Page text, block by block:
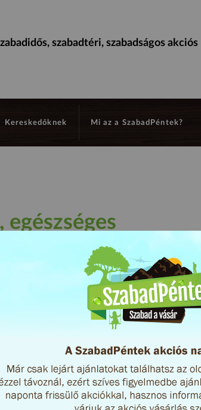
szabadtéri, szabadságos akciós
Kereskedőknek Mi az a SzabadPéntek?
egészséges
2017.